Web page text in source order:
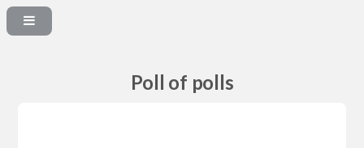
Poll of polls